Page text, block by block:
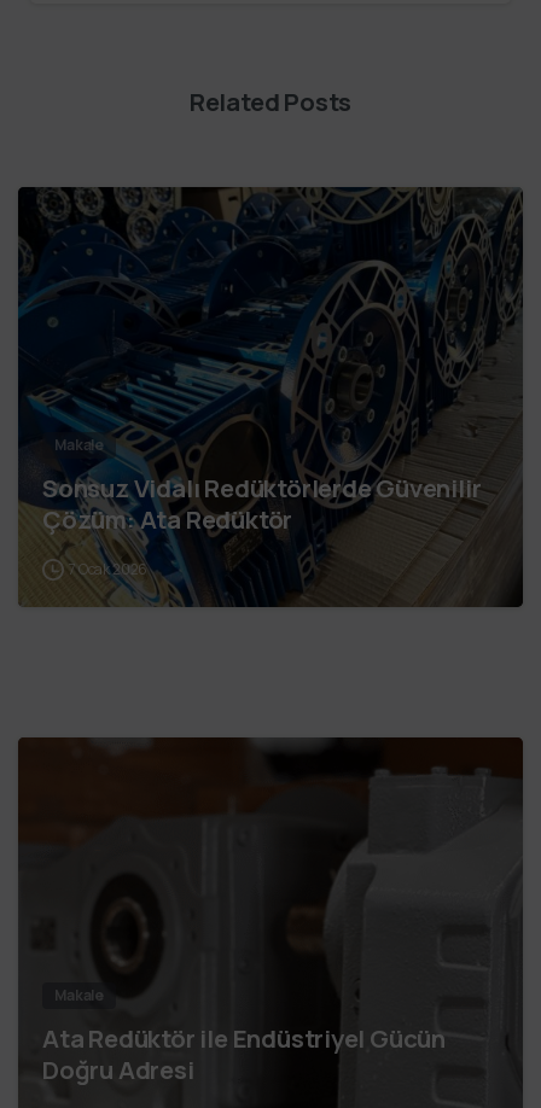
Related Posts
Makale
Sonsuz Vidalı Redüktörlerde Güvenilir
Çözüm: Ata Redüktör
7 Ocak 2026
Makale
Ata Redüktör ile Endüstriyel Gücün
Doğru Adresi